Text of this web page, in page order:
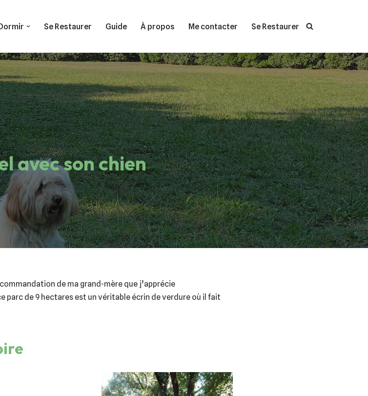
Se Restaurer Guide À propos Me contacter Se Restaurer
avec son chien
de ma grand-mère que j’apprécie
parc de 9 hectares est un véritable écrin de verdure où il fait